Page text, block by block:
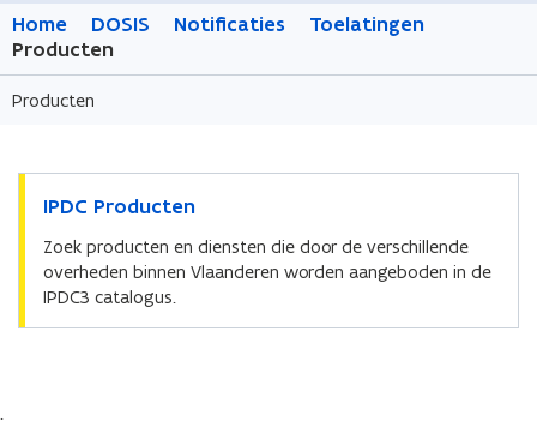
Home DOSIS Notificaties
Toelatingen
Producten
Producten
IPDC Producten
Zoek producten en diensten die door de verschillende
overheden binnen Vlaanderen worden aangeboden in de
IPDC3 catalogus.
.